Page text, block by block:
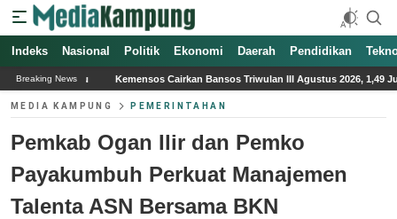
Indeks Nasional Politik Ekonomi Daerah Pendidikan
Breaking News
Cairkan Bansos Triwulan III Agustus 2026, 1,49 Juta KPM Ditangguhkan karena
MEDIA KAMPUNG PEMERINTAHAN
Pemkab Ogan Ilir dan Pemko
Payakumbuh Perkuat Manajemen
Talenta ASN Bersama BKN